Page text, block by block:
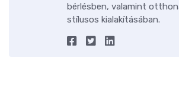
bérlésben, valamint
stílusos kialakításában.